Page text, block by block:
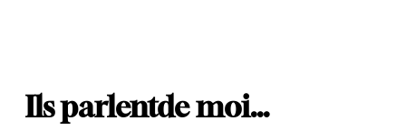
Ils parlentde moi…